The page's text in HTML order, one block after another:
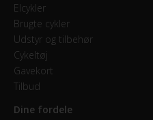
Elcykler
Brugte cykler
Udstyr og tilbehør
Cykeltøj
Gavekort
Tilbud
Dine fordele